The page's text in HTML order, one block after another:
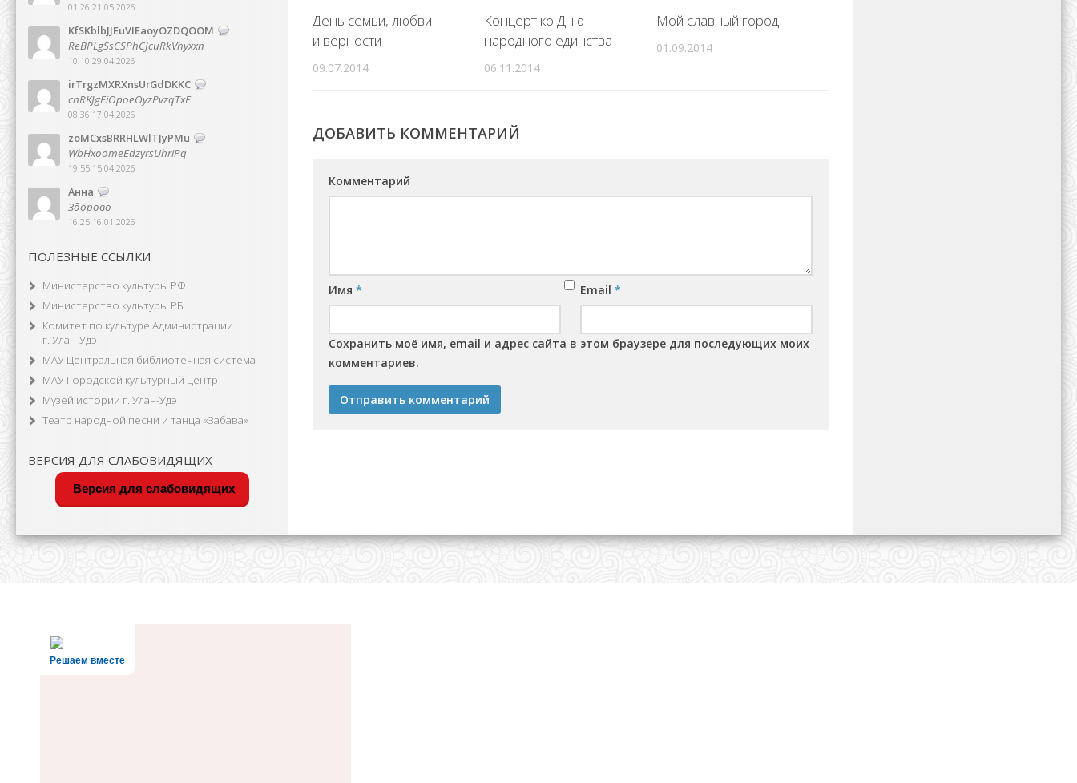
День семьи, любви
и верности
09.07.2014
Концерт ко Дню
народного единства
06.11.2014
Мой славный город
01.09.2014
ДОБАВИТЬ КОММЕНТАРИЙ
Комментарий
Имя * Email*
Сохранить моё имя, email и адрес сайта в этом браузере для последующих моих
комментариев.
01:26 21.05.2026
KfSKblbJJEuVIEaoyOZDQOOM
ReBPLgSsCSPhCJcuRkVhyxxn
10:10 29.04.2026
irTrgzMXRXnsUrGdDKKC
cnRKJgEiOpoeOyzPvzqTxF
08:36 17.04.2026
zoMCxsBRRHLWlTJyPMu
WbHxoomeEdzyrsUhriPq
19:55 15.04.2026
Анна
Здорово
16:25 16.01.2026
ПОЛЕЗНЫЕ ССЫЛКИ
Министерство культуры РФ
Министерство культуры РБ
Комитет по культуре Администрации
г. Улан-Удэ
МАУ Центральная библиотечная система
МАУ Городской культурный центр
Музей истории г. Улан-Удэ
Театр народной песни и танца «Забава»
ВЕРСИЯ ДЛЯ СЛАБОВИДЯЩИХ
Версия для слабовидящих
Решаем вместе